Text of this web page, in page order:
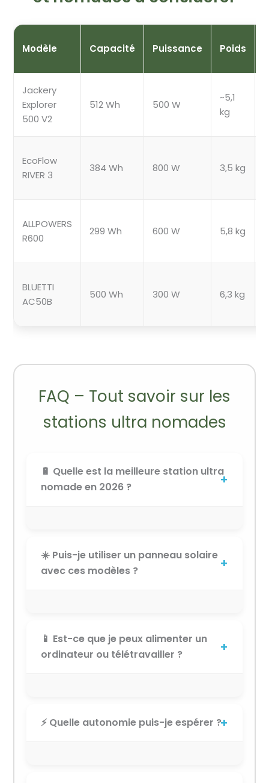
Modèle Capacité Puissance Poids
Jackery
Explorer
500 V2
512 Wh 500 W
~5,1
kg
EcoFlow
RIVER 3
384 Wh 800 W 3,5 kg
ALLPOWERS
R600
299 Wh 600 W 5,8 kg
BLUETTI
AC50B
500 Wh 300 W 6,3 kg
FAQ – Tout savoir sur les
stations ultra nomades
🔋 Quelle est la meilleure station ultra
nomade en 2026 ?
☀️ Puis-je utiliser un panneau solaire
avec ces modèles ?
📱 Est-ce que je peux alimenter un
ordinateur ou télétravailler ?
⚡ Quelle autonomie puis-je espérer ?